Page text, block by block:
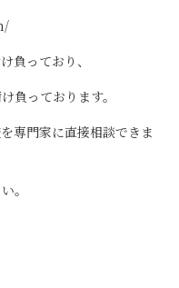
負っており、
負っております。
専門家に直接相談できま
。